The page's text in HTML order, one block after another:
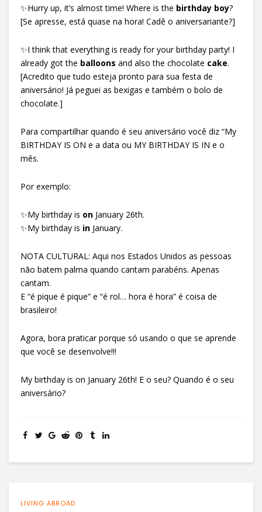
✨Hurry up, it’s almost time! Where is the birthday boy?
[Se apresse, está quase na hora! Cadê o aniversariante?]
✨I think that everything is ready for your birthday party! I
already got the balloons and also the chocolate cake.
[Acredito que tudo esteja pronto para sua festa de
aniversário! Já peguei as bexigas e também o bolo de
chocolate.]
Para compartilhar quando é seu aniversário você diz “My
BIRTHDAY IS ON e a data ou MY BIRTHDAY IS IN e o
mês.
Por exemplo:
✨My birthday is on January 26th.
✨My birthday is in January.
NOTA CULTURAL: Aqui nos Estados Unidos as pessoas
não batem palma quando cantam parabéns. Apenas
cantam.
E “é pique é pique” e “é rol… hora é hora” é coisa de
brasileiro!
Agora, bora praticar porque só usando o que se aprende
que você se desenvolve!!!
My birthday is on January 26th! E o seu? Quando é o seu
aniversário?
LIVING ABROAD